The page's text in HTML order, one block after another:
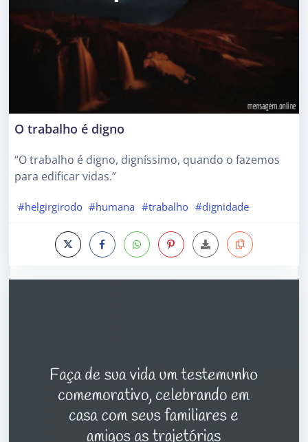
O trabalho é digno
“O trabalho é digno, digníssimo, quando o fazemos
para edificar vidas.”
#helgirgirodo #humana #trabalho #dignidade